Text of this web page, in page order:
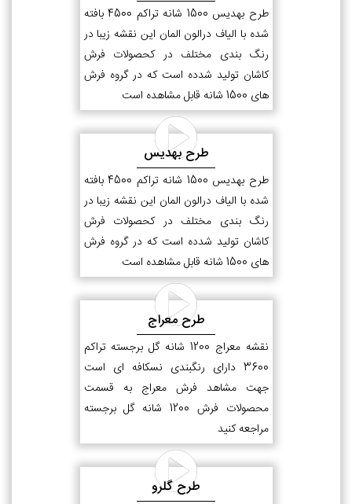
طرح بهدیس 1500 شانه تراکم 4500 بافته
شده با الیاف درالون المان این نقشه زیبا در
رنگ بندی مختلف در کحصولات فرش
کاشان تولید شدده است که در گروه فرش
های 1500 شانه قابل مشاهده است
طرح بهدیس
طرح بهدیس 1500 شانه تراکم 4500 بافته
شده با الیاف درالون المان این نقشه زیبا در
رنگ بندی مختلف در کحصولات فرش
کاشان تولید شدده است که در گروه فرش
های 1500 شانه قابل مشاهده است
طرح معراج
نقشه معراج 1200 شانه گل برجسته تراکم
3600 دارای رنگبندی نسکافه ای است
جهت مشاهد فرش معراج به قسمت
محصولات فرش 1200 شانه گل برجسته
مراجعه کنید
طرح گلرو